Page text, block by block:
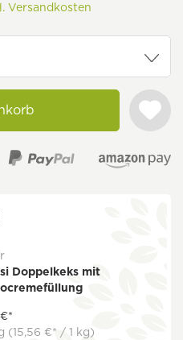
Versandkosten
Doppelkeks mit
(15,56 €* / 1 kg)